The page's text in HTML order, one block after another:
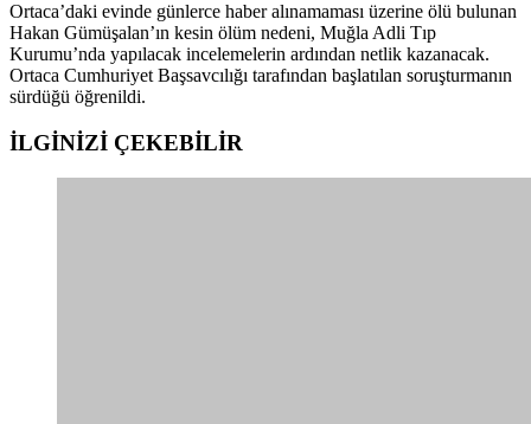
Ortaca’daki evinde günlerce haber alınamaması üzerine ölü bulunan
Hakan Gümüşalan’ın kesin ölüm nedeni, Muğla Adli Tıp
Kurumu’nda yapılacak incelemelerin ardından netlik kazanacak.
Ortaca Cumhuriyet Başsavcılığı tarafından başlatılan soruşturmanın
sürdüğü öğrenildi.
İLGİNİZİ ÇEKEBİLİR